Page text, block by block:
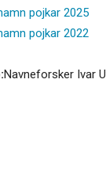
pojkar 2025
pojkar 2022
Navneforsker Ivar